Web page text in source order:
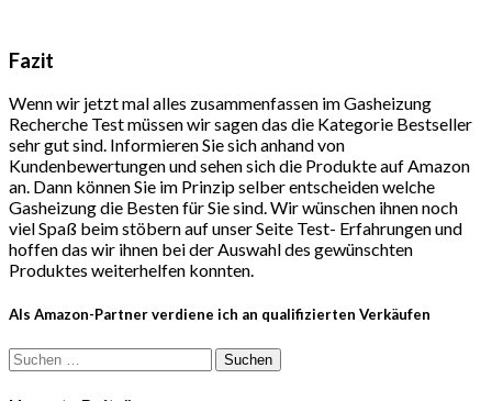
Fazit
Wenn wir jetzt mal alles zusammenfassen im Gasheizung
Recherche Test müssen wir sagen das die Kategorie Bestseller
sehr gut sind. Informieren Sie sich anhand von
Kundenbewertungen und sehen sich die Produkte auf Amazon
an. Dann können Sie im Prinzip selber entscheiden welche
Gasheizung die Besten für Sie sind. Wir wünschen ihnen noch
viel Spaß beim stöbern auf unser Seite Test- Erfahrungen und
hoffen das wir ihnen bei der Auswahl des gewünschten
Produktes weiterhelfen konnten.
Als Amazon-Partner verdiene ich an qualifizierten Verkäufen
Suchen
nach: